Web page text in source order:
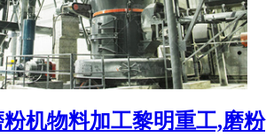
机物料加工黎明重工,磨粉